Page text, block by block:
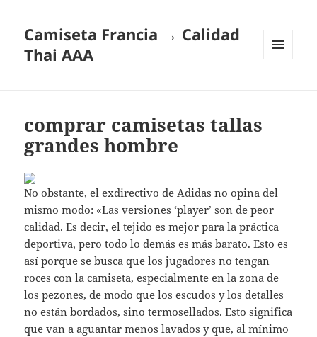
Camiseta Francia → Calidad
Thai AAA
comprar camisetas tallas
grandes hombre
No obstante, el exdirectivo de Adidas no opina del
mismo modo: «Las versiones ‘player’ son de peor
calidad. Es decir, el tejido es mejor para la práctica
deportiva, pero todo lo demás es más barato. Esto es
así porque se busca que los jugadores no tengan
roces con la camiseta, especialmente en la zona de
los pezones, de modo que los escudos y los detalles
no están bordados, sino termosellados. Esto significa
que van a aguantar menos lavados y que, al mínimo